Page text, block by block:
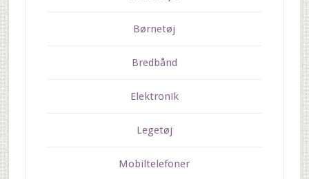
Børnetøj
Bredbånd
Elektronik
Legetøj
Mobiltelefoner